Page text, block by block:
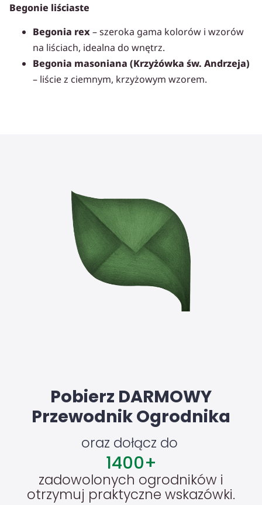
Begonie liściaste
Begonia rex– szeroka gama kolorów i wzorów
na liściach, idealna do wnętrz.
Begonia masoniana (Krzyżówka św. Andrzeja)
– liście z ciemnym, krzyżowym wzorem.
Pobierz DARMOWY
Przewodnik Ogrodnika
oraz dołącz do
zadowolonych ogrodników i
otrzymuj praktyczne wskazówki.
1400+